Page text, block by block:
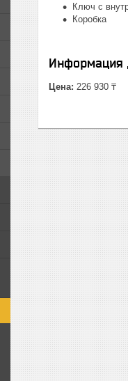
Ключ с
Коробка
Информация
Цена: 226 930 ₸